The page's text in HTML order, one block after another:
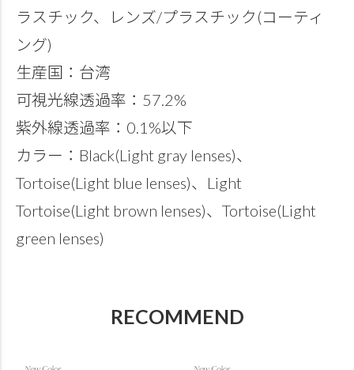
ラスチック、レンズ/プラスチック(コーティ
ング)
生産国：台湾
可視光線透過率：57.2%
紫外線透過率：0.1%以下
カラー：Black(Light gray lenses)、
Tortoise(Light blue lenses)、Light
Tortoise(Light brown lenses)、Tortoise(Light
green lenses)
RECOMMEND